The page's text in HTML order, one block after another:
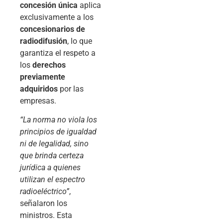
concesión única aplica
exclusivamente a los
concesionarios de
radiodifusión, lo que
garantiza el respeto a
los derechos
previamente
adquiridos por las
empresas.
“La norma no viola los
principios de igualdad
ni de legalidad, sino
que brinda certeza
jurídica a quienes
utilizan el espectro
radioeléctrico”,
señalaron los
ministros. Esta